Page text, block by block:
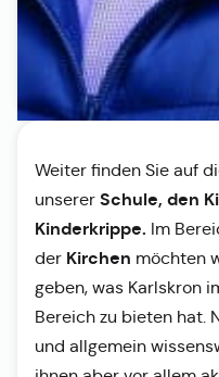
Weiter finden Sie auf
unserer Schule, den
Kinderkrippe. Im
der Kirchen möchten
geben, was Karlskron
Bereich zu bieten hat.
und allgemein